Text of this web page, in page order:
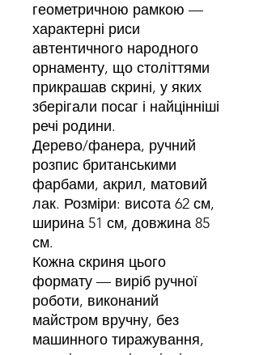
геометричною рамкою —
характерні риси
автентичного народного
орнаменту, що століттями
прикрашав скрині, у яких
зберігали посаг і найцінніші
речі родини.
Дерево/фанера, ручний
розпис британськими
фарбами, акрил, матовий
лак. Розміри: висота 62 см,
ширина 51 см, довжина 85
см.
Кожна скриня цього
формату — виріб ручної
роботи, виконаний
майстром вручну, без
машинного тиражування,